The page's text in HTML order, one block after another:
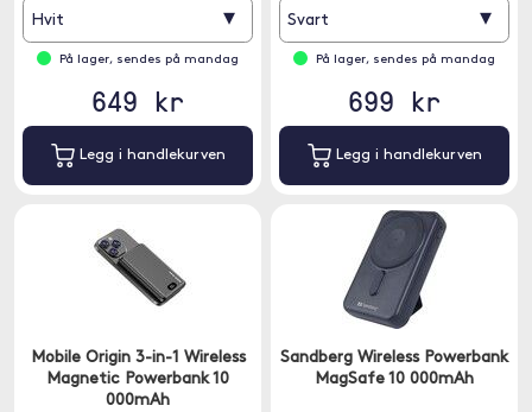
Hvit ▾
På lager, sendes på mandag
649 kr
Legg i handlekurven
Svart ▾
På lager, sendes på mandag
699 kr
Legg i handlekurven
Mobile Origin 3-in-1 Wireless
Magnetic Powerbank 10
000mAh
Sandberg Wireless Powerbank
MagSafe 10 000mAh